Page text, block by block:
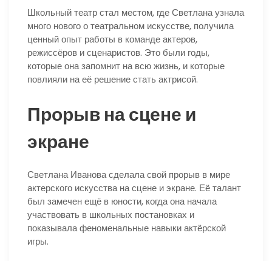
Школьный театр стал местом, где Светлана узнала
много нового о театральном искусстве, получила
ценный опыт работы в команде актеров,
режиссёров и сценаристов. Это были годы,
которые она запомнит на всю жизнь, и которые
повлияли на её решение стать актрисой.
Прорыв на сцене и
экране
Светлана Иванова сделала свой прорыв в мире
актерского искусства на сцене и экране. Её талант
был замечен ещё в юности, когда она начала
участвовать в школьных постановках и
показывала феноменальные навыки актёрской
игры.